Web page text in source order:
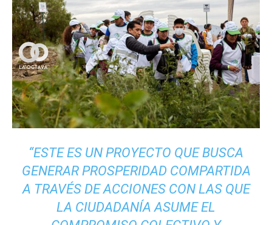
“ESTE ES UN PROYECTO QUE BUSCA
GENERAR PROSPERIDAD COMPARTIDA
A TRAVÉS DE ACCIONES CON LAS QUE
LA CIUDADANÍA ASUME EL